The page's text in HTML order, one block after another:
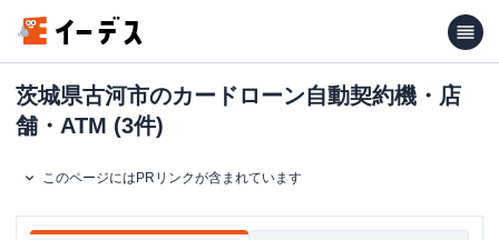
茨城県古河市のカードローン自動契約機・店
舗・ATM (3件)
このページにはPRリンクが含まれています